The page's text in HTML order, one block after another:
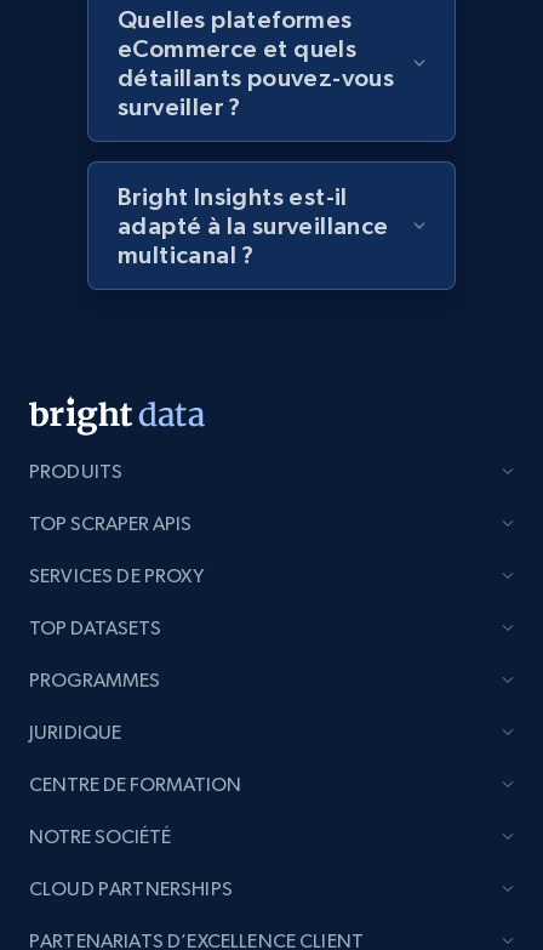
Amazon products global dataset - Collect
Amazon products by seller URL
Title, Seller name, Brand, Description, Initial
price, Currency, Availability, Reviews count, and
more.
2.1K+ 375+ Commencer
price, Currency, Availability, Reviews count, and
more.
Etsy
Reviews count shop, Reviews count item, Initial
1.9K+ 323+
Etsy - Collect data on products using
specified keywords
Quelles plateformes
eCommerce et quels
détaillants pouvez-vous
surveiller ?
Bright Insights est-il
adapté à la surveillance
multicanal ?
PRODUITS
TOP SCRAPER APIS
SERVICES DE PROXY
TOP DATASETS
PROGRAMMES
JURIDIQUE
CENTRE DE FORMATION
NOTRE SOCIÉTÉ
CLOUD PARTNERSHIPS
PARTENARIATS D’EXCELLENCE CLIENT